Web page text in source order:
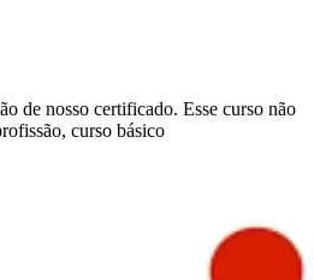
de nosso certificado. Esse curso não
curso básico